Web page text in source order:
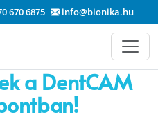
670 6875 info@bionika.hu
a DentCAM